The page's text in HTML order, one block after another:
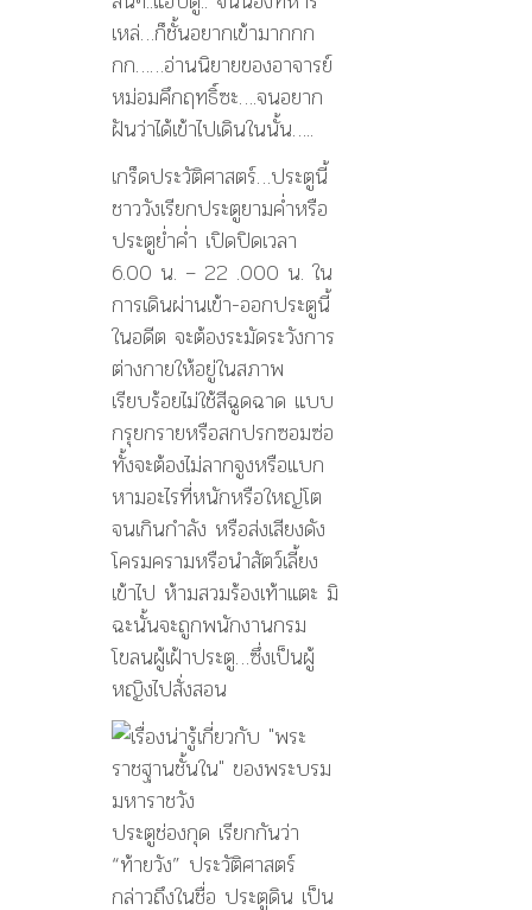
เหล่…ก็ชั้นอยากเข้ามากกก
กก……อ่านนิยายของอาจารย์
หม่อมคึกฤทธิ์ซะ….จนอยาก
ฝันว่าได้เข้าไปเดินในนั้น…..
เกร็ดประวัติศาสตร์…ประตูนี้
ชาววังเรียกประตูยามค่ำหรือ
ประตูย่ำค่ำ เปิดปิดเวลา
6.00 น. – 22 .000 น. ใน
การเดินผ่านเข้า-ออกประตูนี้
ในอดีต จะต้องระมัดระวังการ
ต่างกายให้อยู่ในสภาพ
เรียบร้อยไม่ใช้สีฉูดฉาด แบบ
กรุยกรายหรือสกปรกซอมซ่อ
ทั้งจะต้องไม่ลากจูงหรือแบก
หามอะไรที่หนักหรือใหญ่โต
จนเกินกำลัง หรือส่งเสียงดัง
โครมครามหรือนำสัตว์เลี้ยง
เข้าไป ห้ามสวมร้องเท้าแตะ มิ
ฉะนั้นจะถูกพนักงานกรม
โขลนผู้เฝ้าประตู…ซึ่งเป็นผู้
หญิงไปสั่งสอน
ประตูช่องกุด เรียกกันว่า
“ท้ายวัง” ประวัติศาสตร์
กล่าวถึงในชื่อ ประตูดิน เป็น